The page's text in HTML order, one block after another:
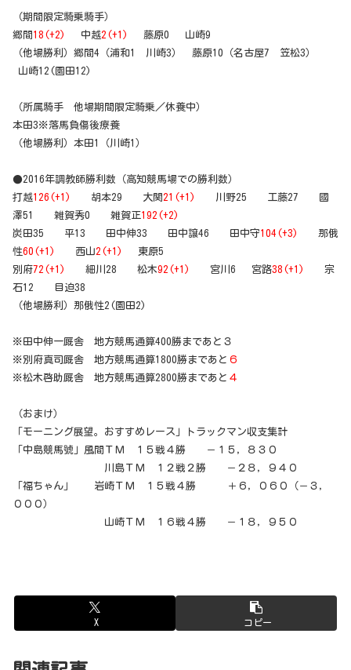
（期間限定騎乗騎手）
郷間18(+2) 中越2(+1)
藤原0 山崎9
（他場勝利）郷間4（浦和1 川崎3） 藤原10（名古屋7 笠松3）
山崎12(園田12)
（所属騎手 他場期間限定騎乗／休養中）
本田3※落馬負傷後療養
（他場勝利）本田1（川崎1）
●2016年調教師勝利数（高知競馬場での勝利数）
打越126(+1) 胡本29 大関21(+1)
川野25 工藤27 國
澤51 雑賀秀0 雑賀正192(+2)
炭田35 平13 田中伸33 田中譲46 田中守104(+3)
那俄
性60(+1) 西山2(+1)
東原5
別府72(+1) 細川28 松木92(+1) 宮川6 宮路38(+1)
宗
石12 目迫38
（他場勝利）那俄性2(園田2)
※田中伸一厩舎 地方競馬通算400勝まであと３
※別府真司厩舎 地方競馬通算1800勝まであと ６
※松木啓助厩舎 地方競馬通算2800勝まであと ４
（おまけ）
「モーニング展望。おすすめレース」トラックマン収支集計
「中島競馬號」風間ＴＭ １５戦４勝 －１５，８３０
川島ＴＭ １２戦２勝 －２８，９４０
「福ちゃん」 岩崎ＴＭ １５戦４勝 ＋６，０６０（－３，
０００）
山崎ＴＭ １６戦４勝 －１８，９５０
X コピー